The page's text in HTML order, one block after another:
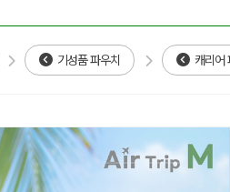
기성품 파우치 캐리어